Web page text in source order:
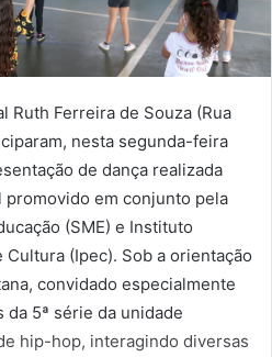
Ruth Ferreira de Souza (Rua
nesta segunda-feira
de dança realizada
em conjunto pela
(SME) e Instituto
(Ipec). Sob a orientação
convidado especialmente
da 5ª série da unidade
hip-hop, interagindo diversas